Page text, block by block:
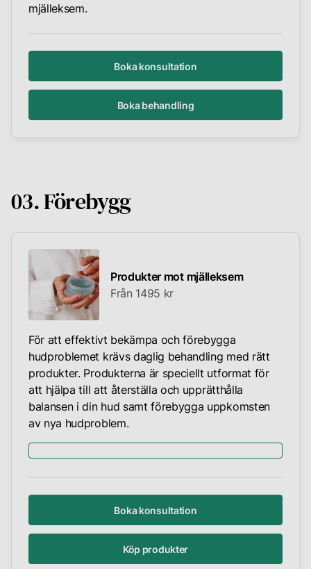
mjälleksem.
Boka konsultation
Boka behandling
03. Förebygg
Produkter mot mjälleksem
Från 1495 kr
För att effektivt bekämpa och förebygga
hudproblemet krävs daglig behandling med rätt
produkter. Produkterna är speciellt utformat för
att hjälpa till att återställa och upprätthålla
balansen i din hud samt förebygga uppkomsten
av nya hudproblem.
Boka konsultation
Köp produkter